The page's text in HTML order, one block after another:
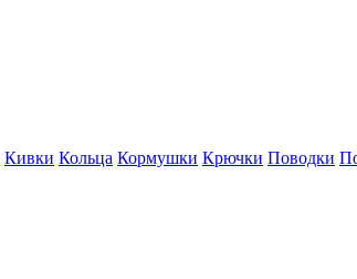
Кивки Кольца Кормушки Крючки Поводки